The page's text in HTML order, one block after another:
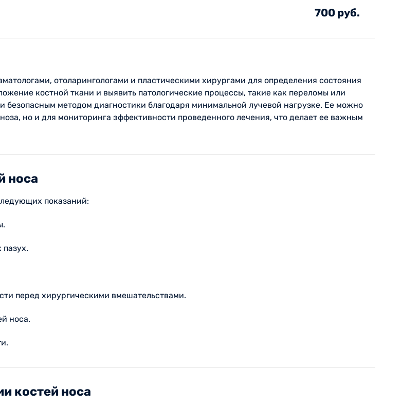
700 руб.
отоларингологами и пластическими хирургами для определения состояния
костной ткани и выявить патологические процессы, такие как переломы или
безопасным методом диагностики благодаря минимальной лучевой нагрузке. Ее можно
но и для мониторинга эффективности проведенного лечения, что делает ее важным
носа
показаний:
перед хирургическими вмешательствами.
носа.
костей носа